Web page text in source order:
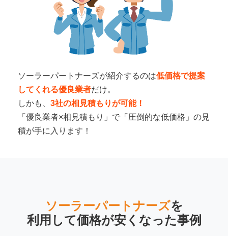
ソーラーパートナーズが紹介するのは低価格で提案
してくれる優良業者だけ。
しかも、 3社の相見積もりが可能！
「優良業者×相見積もり」で「圧倒的な低価格」の見
積が手に入ります！
ソーラーパートナーズを
利用して価格が安くなった事例